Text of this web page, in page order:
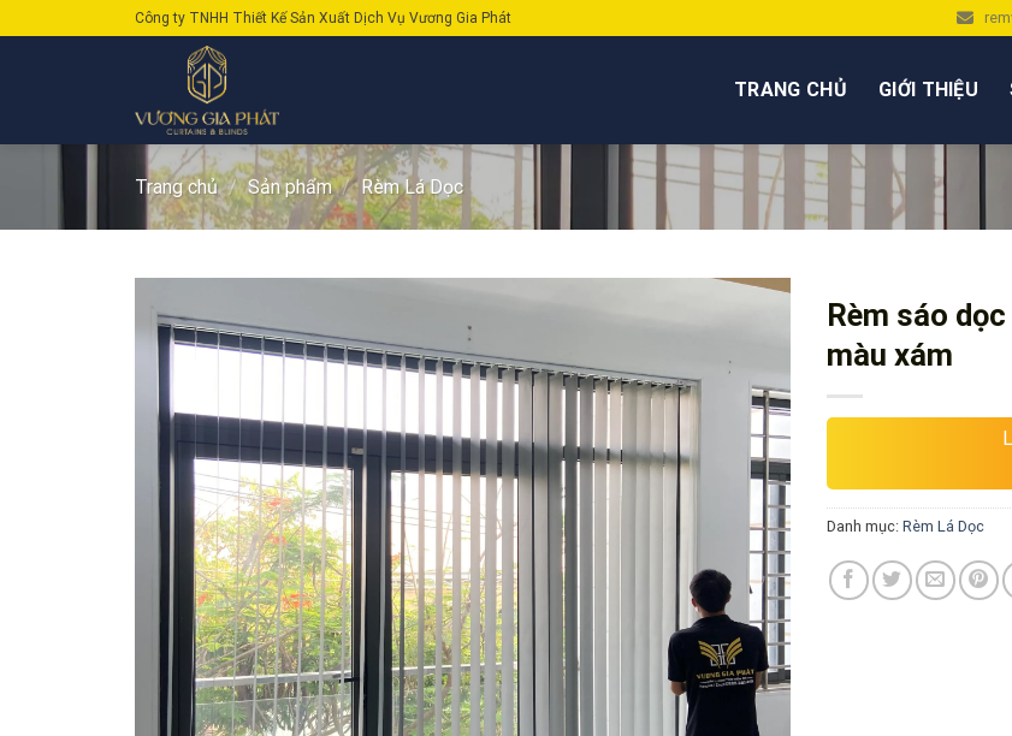
to
Công ty TNHH Thiết Kế Sản Xuất Dịch Vụ Vương Gia Phát
TRANG CHỦ GIỚI THIỆU
Trang chủ / Sản phẩm / Rèm Lá Dọc
Rèm sáo
màu xám
Danh mục: Rèm Lá Dọc